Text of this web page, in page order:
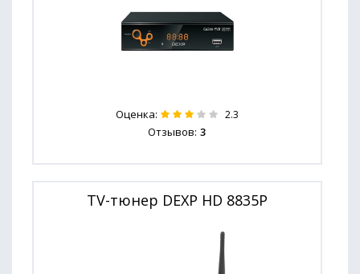
Оценка: 2.3
Отзывов: 3
TV-тюнер DEXP HD 8835P